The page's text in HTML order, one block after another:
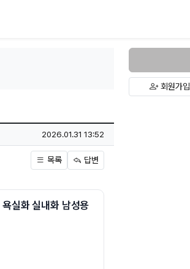
작성일
2026.01.31 13:52
목록 답변
실화 실내화 남성용
회원가입